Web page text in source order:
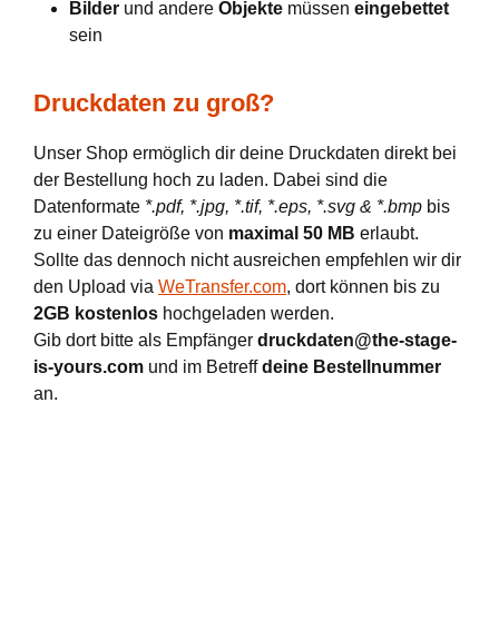
Bilder und andere Objekte müssen eingebettet
sein
Druckdaten zu groß?
Unser Shop ermöglich dir deine Druckdaten direkt bei
der Bestellung hoch zu laden. Dabei sind die
Datenformate *.pdf, *.jpg, *.tif, *.eps, *.svg & *.bmp bis
zu einer Dateigröße von maximal 50 MB erlaubt.
Sollte das dennoch nicht ausreichen empfehlen wir dir
den Upload via WeTransfer.com, dort können bis zu
2GB kostenlos hochgeladen werden.
Gib dort bitte als Empfänger druckdaten@the-stage-
is-yours.com und im Betreffdeine Bestellnummer
an.